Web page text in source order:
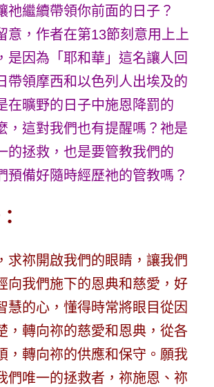
祂繼續帶領你前面的日子？
意，作者在第13節刻意用上上
是因為「耶和華」這名讓人回
帶領摩西和以色列人出埃及的
在曠野的日子中施恩降罰的
，這對我們也有提醒嗎？祂是
的拯救，也是要管教我們的
預備好隨時經歷祂的管教嗎？
求祢開啟我們的眼睛，讓我們
向我們施下的恩典和慈愛，好
慧的心，懂得時常將眼目從因
，轉向祢的慈愛和恩典，從各
，轉向祢的供應和保守。願我
們唯一的拯救者，祢施恩、祢